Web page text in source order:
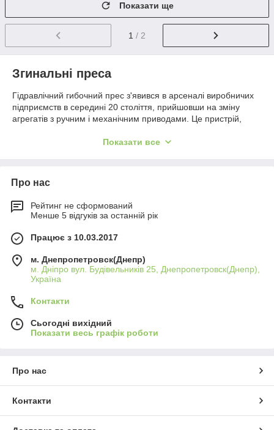
Показати ще
1 / 2
Згинальні преса
Гідравлічний гибочний прес з'явився в арсеналі виробничих
підприємств в середині 20 століття, прийшовши на зміну
агрегатів з ручним і механічним приводами. Це пристрій,
холодної деформації, з метою отримання деталей з
конструкції, які в залежності від способу обробки
пресові (оснащені пуансоном і матрицею);
валкові.
залежно від використовуваного приводу виділяють
наступні вигинальні верстати:
пневматичні;
електромеханічні;
механічні;
Листозгини широко застосовуються у всіх напрямках
незамкнутого типу.
Показати все
Про нас
Рейтинг не сформований
Менше 5 відгуків за останній рік
Працює з 10.03.2017
м. Днепропетровск(Днепр)
м. Дніпро вул. Будівельників 25, Днепропетровск(Днепр),
Україна
Контакти
Сьогодні вихідний
Показати весь графік роботи
Про нас
Контакти